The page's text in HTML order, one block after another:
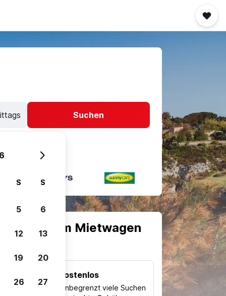
Suchen
um Mietwagen
Kostenlos
Nutze unbegrenzt viele Suchen
S S
5 6
12 13
19 20
26 27